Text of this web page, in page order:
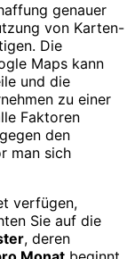
genauer
von Karten-
Die
Maps kann
und die
zu einer
Faktoren
den
man sich
verfügen,
Sie auf die
, deren